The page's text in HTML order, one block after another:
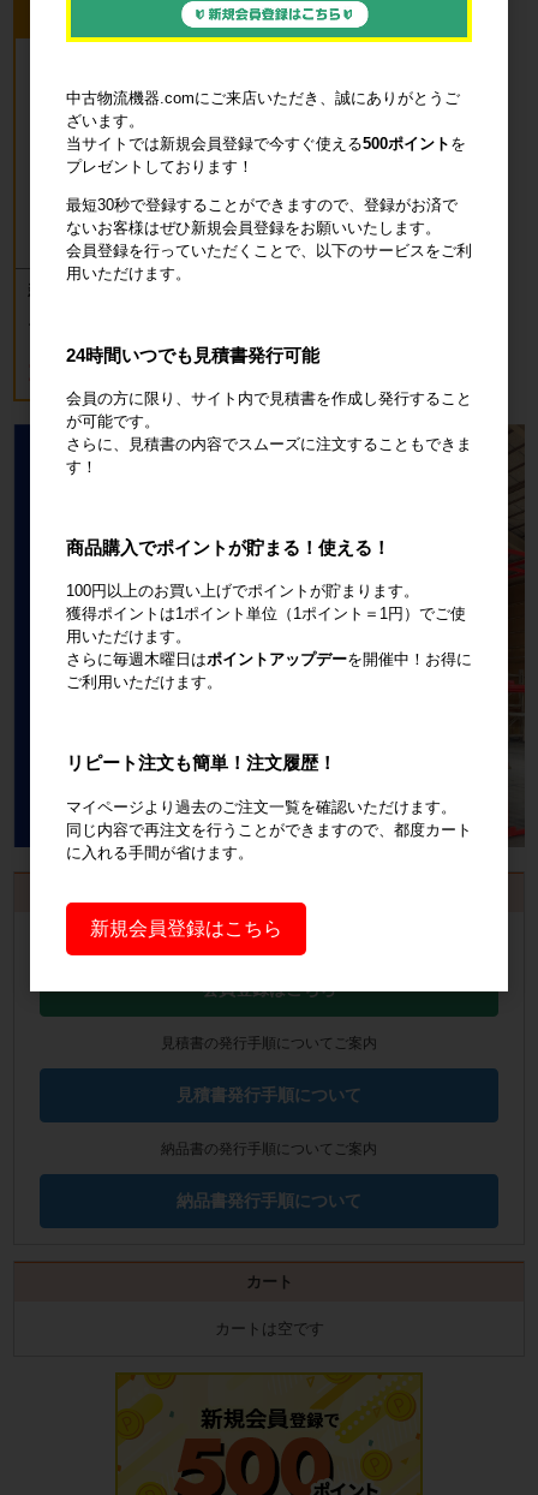
今回のピックアップ商品
新品 カゴ台車 ロールボックスパレッ
ブルー
18,700円
会員登録するといつでも発行可能！
会員登録はこちら
見積書の発行手順についてご案内
見積書発行手順について
納品書の発行手順についてご案内
納品書発行手順について
カート
カートは空です
中古物流機器.comにご来店いただき、誠にありがとうご
ざいます。
当サイトでは新規会員登録で今すぐ使える500ポイント を
プレゼントしております！
最短30秒で登録することができますので、登録がお済で
ないお客様はぜひ新規会員登録をお願いいたします。
会員登録を行っていただくことで、以下のサービスをご利
用いただけます。
24時間いつでも見積書発行可能
会員の方に限り、サイト内で見積書を作成し発行すること
が可能です。
さらに、見積書の内容でスムーズに注文することもできま
す！
商品購入でポイントが貯まる！使える！
100円以上のお買い上げでポイントが貯まります。
獲得ポイントは1ポイント単位（1ポイント＝1円）でご使
用いただけます。
さらに毎週木曜日はポイントアップデーを開催中！お得に
ご利用いただけます。
リピート注文も簡単！注文履歴！
マイページより過去のご注文一覧を確認いただけます。
同じ内容で再注文を行うことができますので、都度カート
に入れる手間が省けます。
新規会員登録はこちら